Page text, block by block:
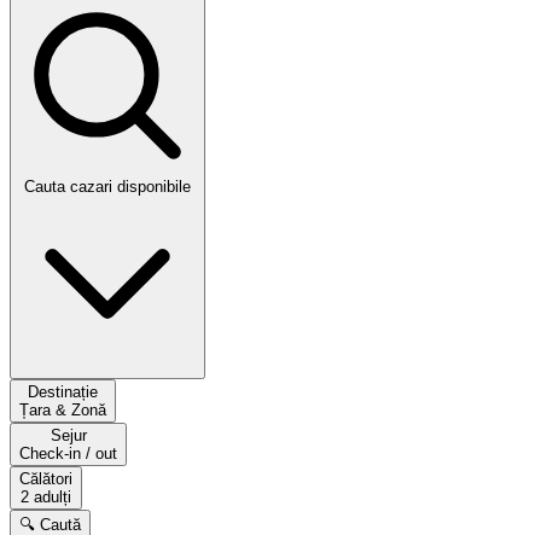
Cauta cazari disponibile
Destinație
Țara & Zonă
Sejur
Check-in / out
Călători
2 adulți
🔍 Caută